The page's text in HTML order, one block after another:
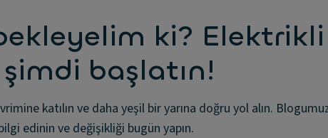
ki?
başlatın!
katılın ve daha yeşil bir yarına doğru yol alın.
edinin ve değişikliği bugün yapın.